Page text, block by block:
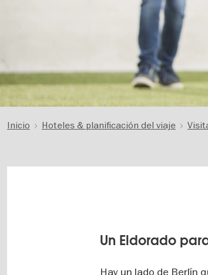
Inicio Hoteles & planificación del viaje
Un Eldorado
Hay un lado de Berlín